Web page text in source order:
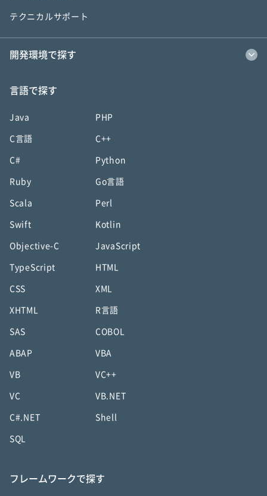
テクニカルサポート
開発環境で探す
言語で探す
Java PHP
C言語 C++
C# Python
Ruby Go言語
Scala Perl
Swift Kotlin
Objective-C JavaScript
TypeScript HTML
CSS XML
XHTML R言語
SAS COBOL
ABAP VBA
VB VC++
VC VB.NET
C#.NET Shell
SQL
フレームワークで探す